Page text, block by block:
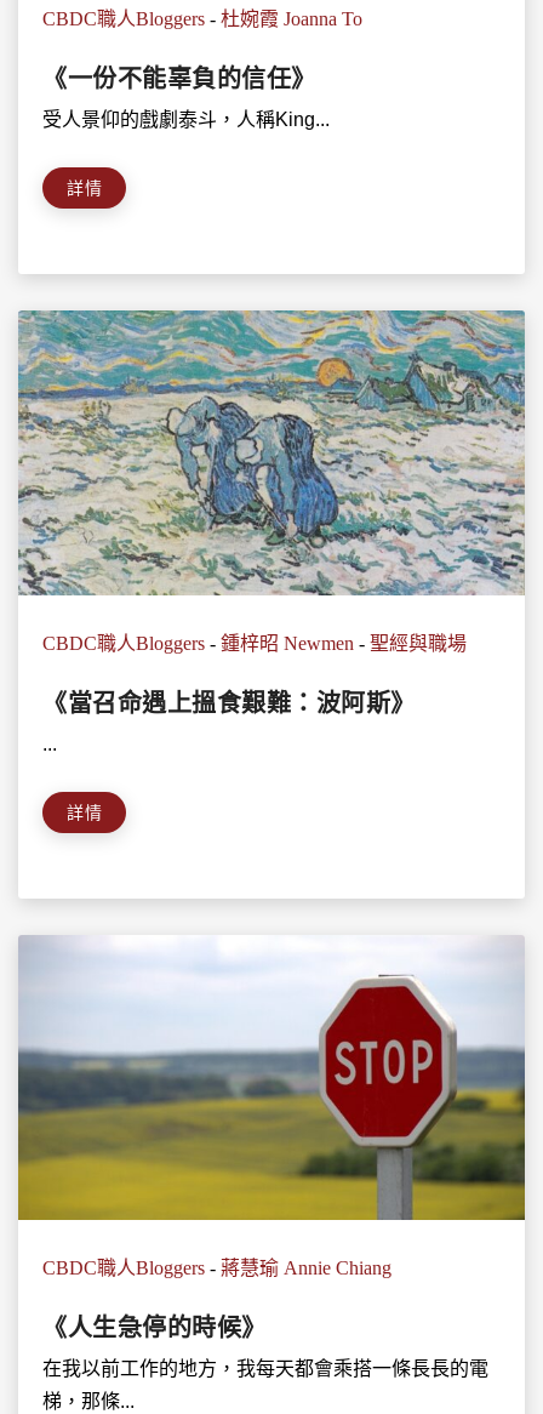
CBDC職人Bloggers - 杜婉霞 Joanna To
《一份不能辜負的信任》
受人景仰的戲劇泰斗，人稱King...
詳情
CBDC職人Bloggers - 鍾梓昭 Newmen - 聖經與職場
《當召命遇上搵食艱難：波阿斯》
...
詳情
CBDC職人Bloggers - 蔣慧瑜 Annie Chiang
《人生急停的時候》
在我以前工作的地方，我每天都會乘搭一條長長的電
梯，那條...